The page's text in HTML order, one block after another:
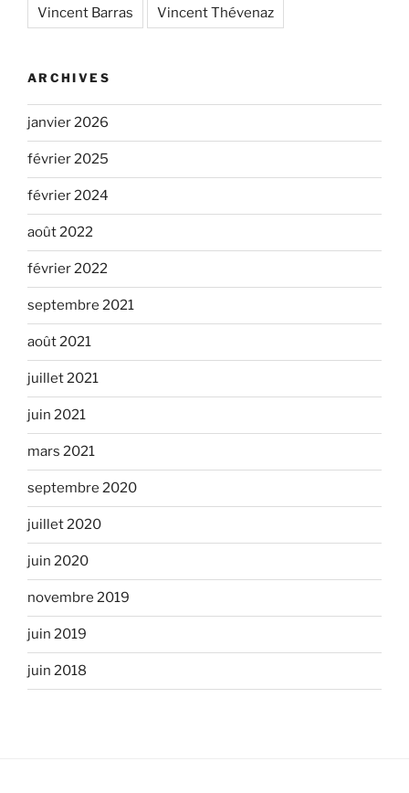
Vincent Barras Vincent Thévenaz
ARCHIVES
janvier 2026
février 2025
février 2024
août 2022
février 2022
septembre 2021
août 2021
juillet 2021
juin 2021
mars 2021
septembre 2020
juillet 2020
juin 2020
novembre 2019
juin 2019
juin 2018